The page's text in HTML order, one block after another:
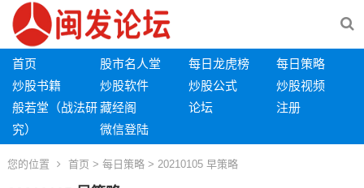
首页 股市名人堂 每日龙虎榜
每日策略
炒股书籍
炒股软件 炒股公式
炒股视频
般若堂（战法研
究）
藏经阁 论坛
注册
微信登陆
您的位置 首页 > 每日策略 > 20210105 早策略